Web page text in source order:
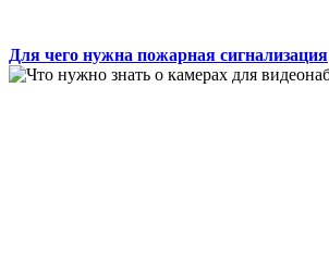
Для чего нужна пожарная сигнализация